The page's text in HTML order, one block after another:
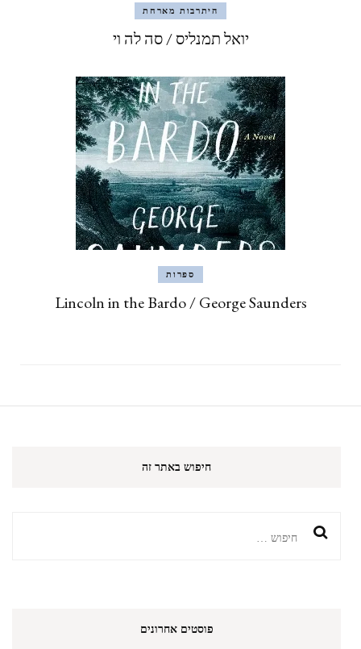
היתרבות מארחת
יואל תמנליס / סה לה וי
ספרות
Lincoln in the Bardo / George Saunders
חיפוש באתר זה
חיפוש:
פוסטים אחרונים